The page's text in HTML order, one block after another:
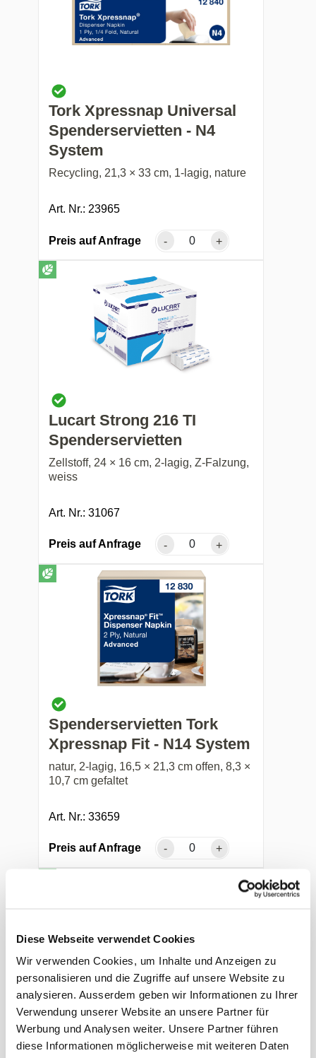
Diese Webseite verwendet Cookies
Wir verwenden Cookies, um Inhalte und Anzeigen zu
personalisieren und die Zugriffe auf unsere Website zu
analysieren. Ausserdem geben wir Informationen zu Ihrer
Verwendung unserer Website an unsere Partner für
Werbung und Analysen weiter. Unsere Partner führen
diese Informationen möglicherweise mit weiteren Daten
Tork Xpressnap Universal
Spenderservietten - N4
System
Recycling, 21,3 × 33 cm, 1-lagig, nature
Art. Nr.: 23965
Preis auf Anfrage - +
Lucart Strong 216 TI
Spenderservietten
Zellstoff, 24 × 16 cm, 2-lagig, Z-Falzung,
weiss
Art. Nr.: 31067
Preis auf Anfrage - +
Spenderservietten Tork
Xpressnap Fit - N14 System
natur, 2-lagig, 16,5 × 21,3 cm offen, 8,3 ×
10,7 cm gefaltet
Art. Nr.: 33659
Preis auf Anfrage - +
Bulkysoft System One
Spenderservietten